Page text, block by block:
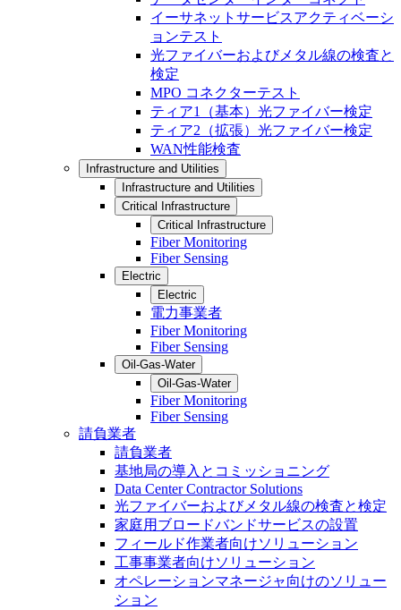
イーサネットサービスアクティベーシ
ョンテスト
光ファイバーおよびメタル線の検査と
検定
MPO コネクターテスト
ティア1（基本）光ファイバー検定
ティア2（拡張）光ファイバー検定
WAN性能検査
Infrastructure and Utilities
Infrastructure and Utilities
Critical Infrastructure
Critical Infrastructure
Fiber Monitoring
Fiber Sensing
Electric
Electric
電力事業者
Fiber Monitoring
Fiber Sensing
Oil-Gas-Water
Oil-Gas-Water
Fiber Monitoring
Fiber Sensing
請負業者
請負業者
基地局の導入とコミッショニング
Data Center Contractor Solutions
光ファイバーおよびメタル線の検査と検定
家庭用ブロードバンドサービスの設置
フィールド作業者向けソリューション
工事事業者向けソリューション
オペレーションマネージャ向けのソリュー
ション